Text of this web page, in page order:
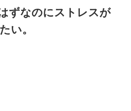
ずなのにストレスが
い。